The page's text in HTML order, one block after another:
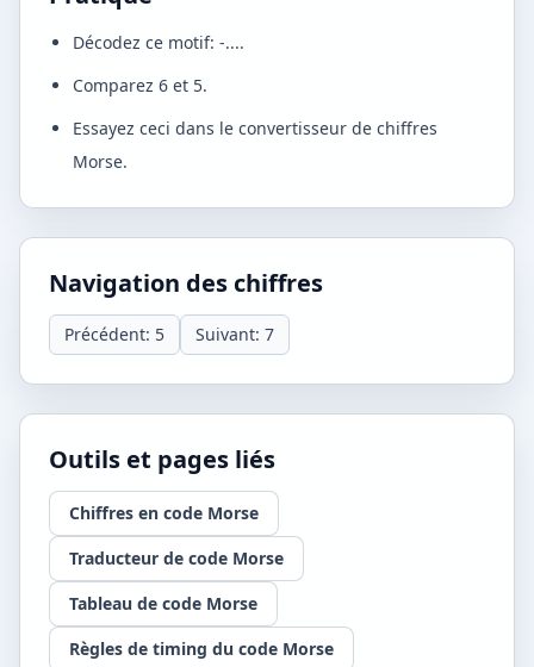
Décodez ce motif: -....
Comparez 6 et 5.
Essayez ceci dans le convertisseur de chiffres
Morse.
Navigation des chiffres
Précédent: 5 Suivant: 7
Outils et pages liés
Chiffres en code Morse
Traducteur de code Morse
Tableau de code Morse
Règles de timing du code Morse